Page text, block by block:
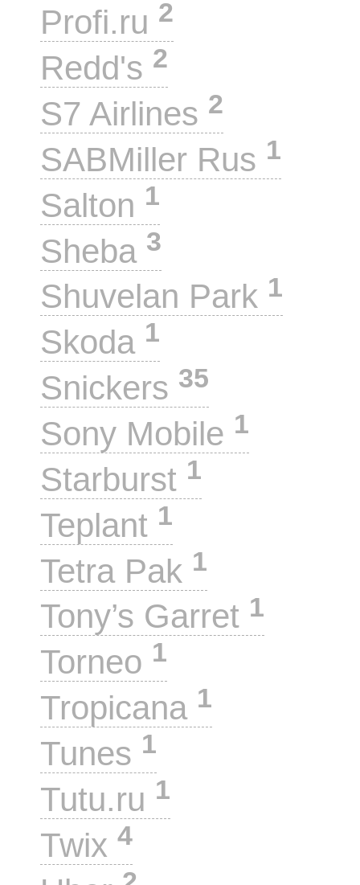
Profi.ru 2
Redd's 2
S7 Airlines 2
SABMiller Rus 1
Salton 1
Sheba 3
Shuvelan Park 1
Skoda 1
Snickers 35
Sony Mobile 1
Starburst 1
Teplant 1
Tetra Pak 1
Tony’s Garret 1
Torneo 1
Tropicana 1
Tunes 1
Tutu.ru 1
Twix 4